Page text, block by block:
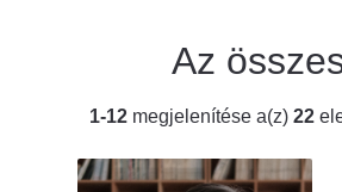
Az
1-12 megjelenítése a(z) 22